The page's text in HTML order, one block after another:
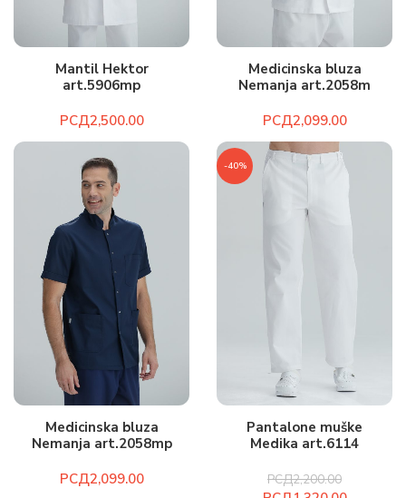
Mantil Hektor
art.5906mp
РСД
Medicinska bluza
Nemanja art.2058m
РСД
Medicinska bluza
Nemanja art.2058mp
РСД
-40%
Pantalone muške
Medika art.6114
РСД2,200.00